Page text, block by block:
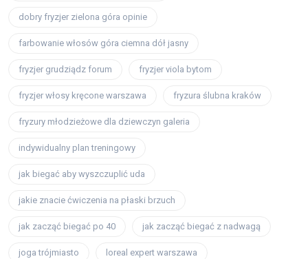
dobry fryzjer zielona góra opinie
farbowanie włosów góra ciemna dół jasny
fryzjer grudziądz forum fryzjer viola bytom
fryzjer włosy kręcone warszawa fryzura ślubna kraków
fryzury młodzieżowe dla dziewczyn galeria
indywidualny plan treningowy
jak biegać aby wyszczuplić uda
jakie znacie ćwiczenia na płaski brzuch
jak zacząć biegać po 40 jak zacząć biegać z nadwagą
joga trójmiasto loreal expert warszawa